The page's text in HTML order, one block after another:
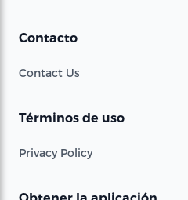
Contacto
Contact Us
Términos de uso
Privacy Policy